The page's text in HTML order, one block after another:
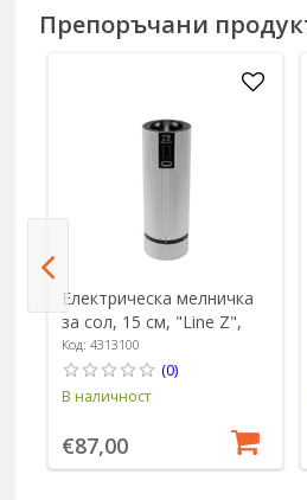
Препоръчани
Електрическа мелничка
за сол, 15 см, "Line Z",
Aluminium - Peugeot
Код: 4313100
(0)
В наличност
€87,00